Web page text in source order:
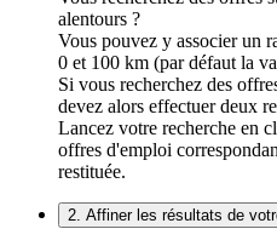
alentours ?
Vous pouvez y associer un
0 et 100 km (par défaut la
Si vous recherchez des
devez alors effectuer deux
Lancez votre recherche en
offres d'emploi
restituée.
2. Affiner les résultats de